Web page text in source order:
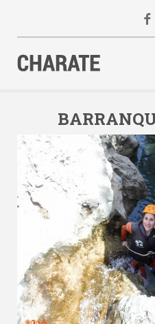
ACTIVIDADES
ALQUILER
EQUIPO
CONTACTO